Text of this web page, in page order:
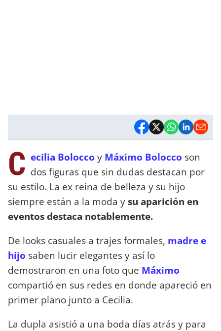
C ecilia Bolocco y Máximo Bolocco son
dos figuras que sin dudas destacan por
su estilo. La ex reina de belleza y su hijo
siempre están a la moda ysu aparición en
eventos destaca notablemente.
De looks casuales a trajes formales, madre e
hijo saben lucir elegantes y así lo
demostraron en una foto que Máximo
compartió en sus redes en donde apareció en
primer plano junto a Cecilia.
La dupla asistió a una boda días atrás y para